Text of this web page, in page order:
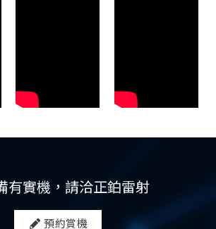
有實機，請洽正鉑雷射
預約賞機